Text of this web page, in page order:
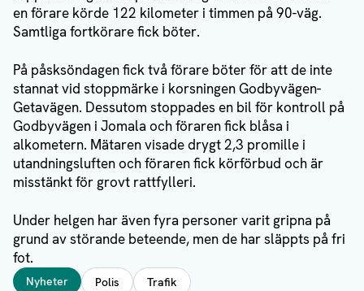
en förare körde 122 kilometer i timmen på 90-väg.
Samtliga fortkörare fick böter.
På påsksöndagen fick två förare böter för att de inte
stannat vid stoppmärke i korsningen Godbyvägen-
Getavägen. Dessutom stoppades en bil för kontroll på
Godbyvägen i Jomala och föraren fick blåsa i
alkometern. Mätaren visade drygt 2,3 promille i
utandningsluften och föraren fick körförbud och är
misstänkt för grovt rattfylleri.
Under helgen har även fyra personer varit gripna på
grund av störande beteende, men de har släppts på fri
fot.
Taggar
Nyheter Polis Trafik